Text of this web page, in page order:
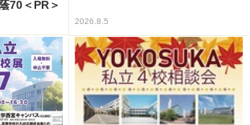
70＜PR＞
2026.8.5